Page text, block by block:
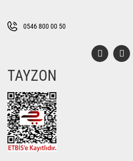
Bu ürüne benzer farklı alternatifler olmalı.
0546 800 00 50
TAYZON